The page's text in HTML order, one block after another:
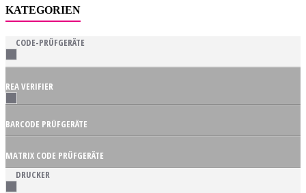
KATEGORIEN
CODE-PRÜFGERÄTE
REA VERIFIER
BARCODE PRÜFGERÄTE
MATRIX CODE PRÜFGERÄTE
DRUCKER